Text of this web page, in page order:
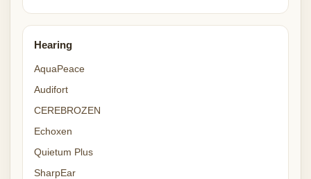
Hearing
AquaPeace
Audifort
CEREBROZEN
Echoxen
Quietum Plus
SharpEar